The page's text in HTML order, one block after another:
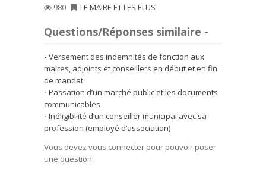
980 LE MAIRE ET LES ELUS
Questions/Réponses similaire -
Versement des indemnités de fonction aux
maires, adjoints et conseillers en début et en fin
de mandat
Passation d’un marché public et les documents
communicables
Inéligibilité d’un conseiller municipal avec sa
profession (employé d’association)
Vous devez vous connecter pour pouvoir poser
une question.